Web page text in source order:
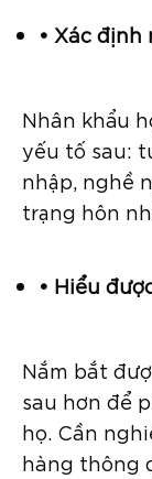
• Xác định
Nhân khẩu
yếu tố sau:
nhập, nghề
trạng hôn
• Hiểu
Nắm bắt
sau hơn để
họ. Cần
hàng thông